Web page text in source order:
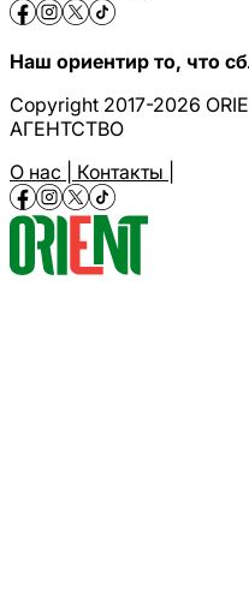
Наш ориентир то, что
Copyright 2017-2026
АГЕНТСТВО
О нас | Контакты |